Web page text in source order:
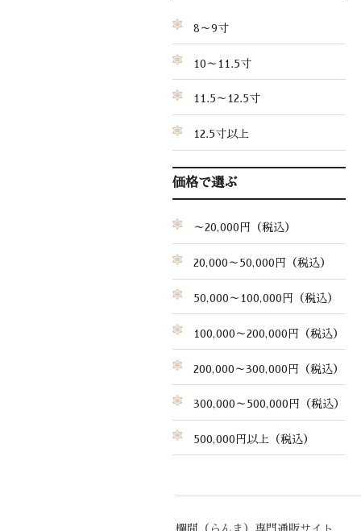
8～9寸
10～11.5寸
11.5～12.5寸
12.5寸以上
価格で選ぶ
～20,000円（税込）
20,000～50,000円（税込）
50,000～100,000円（税込）
100,000～200,000円（税込）
200,000～300,000円（税込）
300,000～500,000円（税込）
500,000円以上（税込）